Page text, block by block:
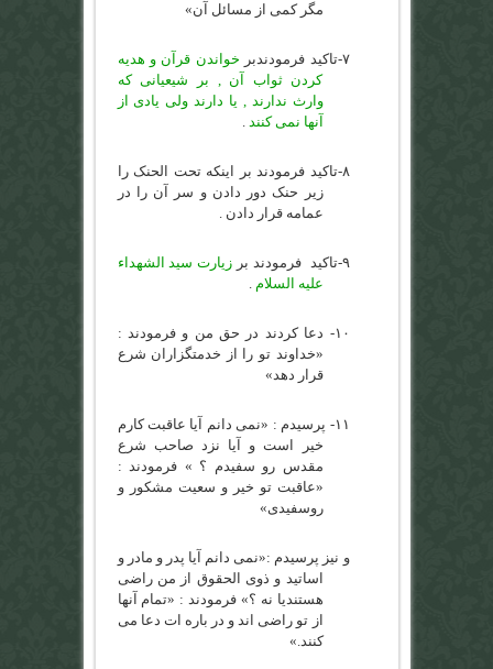
مگر کمی از مسائل آن»
۷- تاکید فرمودندبر خواندن قرآن و هدیه
کردن ثواب آن , بر شیعیانی که
وارث ندارند , یا دارند ولی یادی از
آنها نمی کنند .
۸- تاکید فرمودند بر اینکه تحت الحنک را
زیر حنک دور دادن و سر آن را در
عمامه قرار دادن .
۹- تاکید فرمودند بر زیارت سید الشهداء
علیه السلام .
۱۰-
دعا کردند در حق من و فرمودند :
«خداوند تو را از خدمتگزاران شرع
قرار دهد»
۱۱- پرسیدم : «نمی دانم آیا عاقبت کارم
خیر است و آیا نزد صاحب شرع
مقدس رو سفیدم ؟ » فرمودند :
«عاقبت تو خیر و سعیت مشکور و
روسفیدی»
و نیز پرسیدم :«نمی دانم آیا پدر و مادر و
اساتید و ذوی الحقوق از من راضی
هستندیا نه ؟» فرمودند : «تمام آنها
از تو راضی اند و در باره ات دعا می
کنند.»